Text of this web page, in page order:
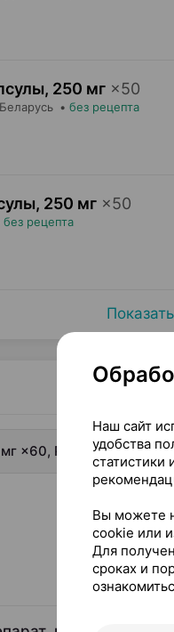
, 250 мг ×50
, Беларусь • без рецепта
, 250 мг ×50
без рецепта
×60, Реб-Фарма
Наш сайт
удобства
статистики
Вы можете
cookie или
Для
сроках и